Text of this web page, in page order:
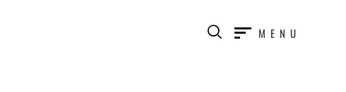
MENU